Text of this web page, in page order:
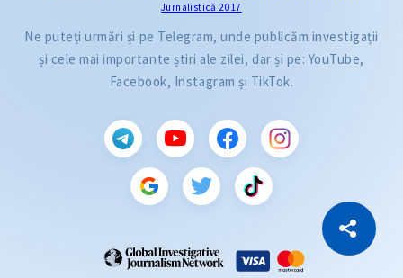
Copiază Link
Jurnalistică 2017
Ne puteți urmări și pe Telegram, unde publicăm investigații
și cele mai importante știri ale zilei, dar și pe: YouTube,
Facebook, Instagram și TikTok.